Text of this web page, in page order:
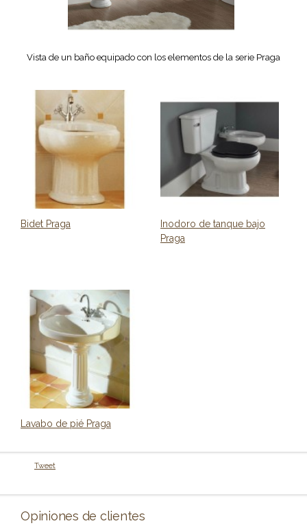
Vista de un baño equipado con los elementos de la serie Praga
Bidet Praga
Inodoro de tanque bajo
Praga
Lavabo de pié Praga
Tweet
Opiniones de clientes